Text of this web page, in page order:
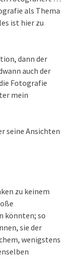
als Thema
ist hier zu
dann der
auch der
Fotografie
mein
seine Ansichten
zu keinem
könnten; so
sie der
wenigstens